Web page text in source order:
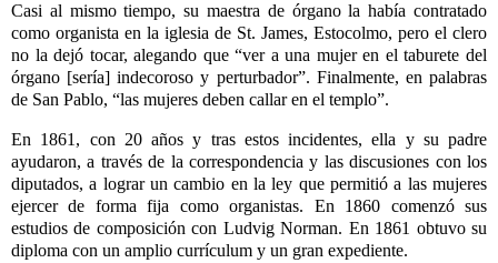
Casi al mismo tiempo, su maestra de órgano la había contratado
como organista en la iglesia de St. James, Estocolmo, pero el clero
no la dejó tocar, alegando que “ver a una mujer en el taburete del
órgano [sería] indecoroso y perturbador”. Finalmente, en palabras
de San Pablo, “las mujeres deben callar en el templo”.
En 1861, con 20 años y tras estos incidentes, ella y su padre
ayudaron, a través de la correspondencia y las discusiones con los
diputados, a lograr un cambio en la ley que permitió a las mujeres
ejercer de forma fija como organistas. En 1860 comenzó sus
estudios de composición con Ludvig Norman. En 1861 obtuvo su
diploma con un amplio currículum y un gran expediente.